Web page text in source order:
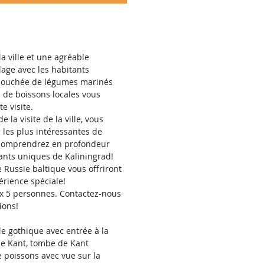
ville et une agréable
avec les habitants
de légumes marinés
boissons locales vous
visite.
la visite de la ville, vous
plus intéressantes de
en profondeur
uniques de Kaliningrad!
Russie baltique vous offriront
spéciale!
5 personnes. Contactez-nous
gothique avec entrée à la
Kant, tombe de Kant
avec vue sur la